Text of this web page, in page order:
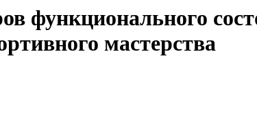
функционального
мастерства